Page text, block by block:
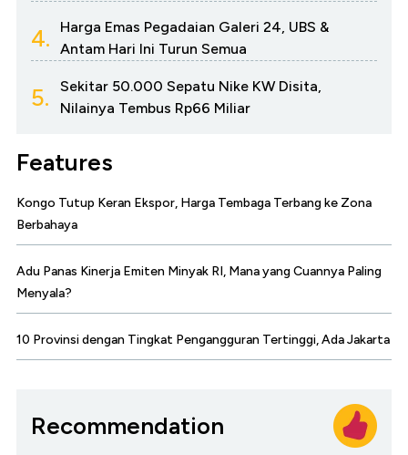
4.
Harga Emas Pegadaian Galeri 24, UBS &
Antam Hari Ini Turun Semua
5.
Sekitar 50.000 Sepatu Nike KW Disita,
Nilainya Tembus Rp66 Miliar
Features
Kongo Tutup Keran Ekspor, Harga Tembaga Terbang ke Zona
Berbahaya
Adu Panas Kinerja Emiten Minyak RI, Mana yang Cuannya Paling
Menyala?
10 Provinsi dengan Tingkat Pengangguran Tertinggi, Ada Jakarta
Recommendation